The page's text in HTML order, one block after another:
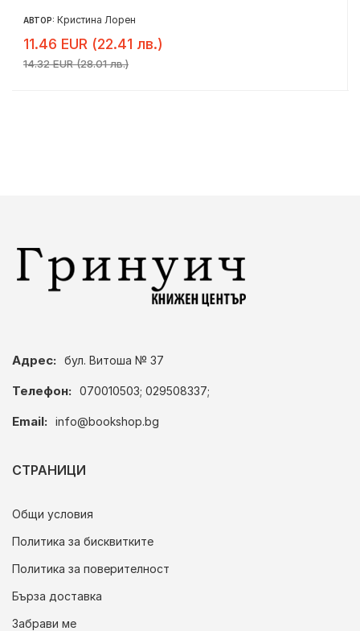
АВТОР: Кристина Лорен
11.46 EUR (22.41 лв.)
14.32 EUR (28.01 лв.)
Адрес: бул. Витоша № 37
Телефон: 070010503; 029508337;
Email: info@bookshop.bg
СТРАНИЦИ
Общи условия
Политика за бисквитките
Политика за поверителност
Бърза доставка
Забрави ме